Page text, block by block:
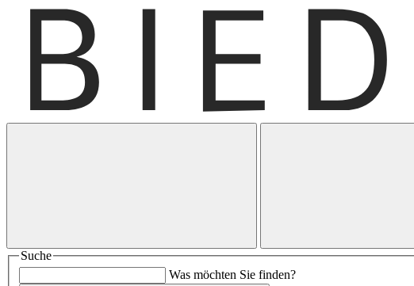
Suche
Was möchten Sie finden?